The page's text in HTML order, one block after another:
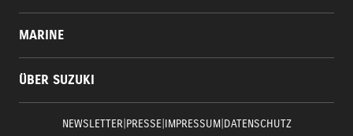
MARINE
ÜBER SUZUKI
NEWSLETTER| PRESSE| IMPRESSUM| DATENSCHUTZ